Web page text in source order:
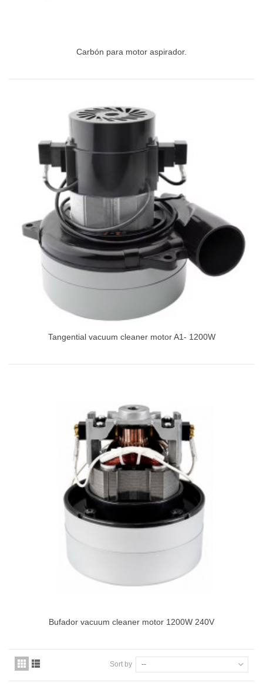
Carbón para motor aspirador.
Tangential vacuum cleaner motor A1- 1200W
Bufador vacuum cleaner motor 1200W 240V
Sort by --